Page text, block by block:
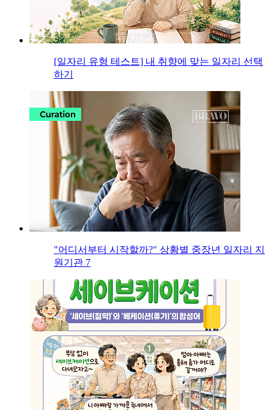
[일자리 유형 테스트] 내 취향에 맞는 일자리 선택
하기
"어디서부터 시작할까?" 상황별 중장년 일자리 지
원기관 7